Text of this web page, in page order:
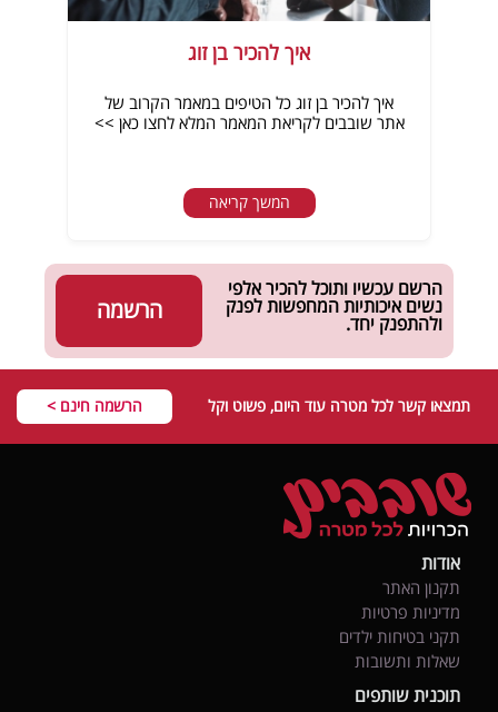
איך להכיר בן זוג
איך להכיר בן זוג כל הטיפים במאמר הקרוב של
אתר שובבים לקריאת המאמר המלא לחצו כאן >>
המשך קריאה
הרשמה
הרשם עכשיו ותוכל להכיר אלפי
נשים איכותיות המחפשות לפנק
ולהתפנק יחד.
תמצאו קשר לכל מטרה עוד היום, פשוט וקל הרשמה חינם >
אודות
תקנון האתר
מדיניות פרטיות
תקני בטיחות ילדים
שאלות ותשובות
תוכנית שותפים